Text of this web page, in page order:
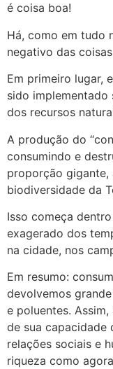
é coisa boa!
Há, como em tudo
negativo das
Em primeiro lugar,
sido implementado
dos recursos
A produção do
consumindo e
proporção gigante,
biodiversidade da
Isso começa
exagerado dos
na cidade, nos
Em resumo:
devolvemos
e poluentes.
de sua capacidade
relações sociais e
riqueza como